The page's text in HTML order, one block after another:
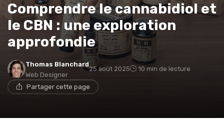
Comprendre le cannabidiol et
le CBN : une exploration
approfondie
Thomas Blanchard
Web Designer
25 août 2025 10 min de lecture
Partager cette page